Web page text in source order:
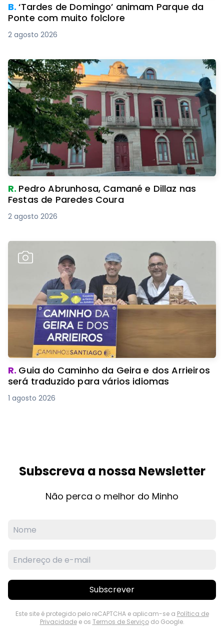
B.‘Tardes de Domingo’ animam Parque da
Ponte com muito folclore
2 agosto 2026
R. Pedro Abrunhosa, Camané e Dillaz nas
Festas de Paredes Coura
2 agosto 2026
R. Guia do Caminho da Geira e dos Arrieiros
será traduzido para vários idiomas
1 agosto 2026
Subscreva a nossa Newsletter
Não perca o melhor do Minho
Subscrever
Este site é protegido pelo reCAPTCHA e aplicam-se a Política de
Privacidadee os Termos de Serviçodo Google.